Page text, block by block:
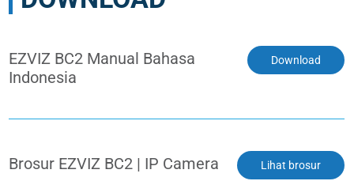
EZVIZ BC2 Manual Bahasa
Indonesia
Download
Brosur EZVIZ BC2 | IP Camera Lihat brosur